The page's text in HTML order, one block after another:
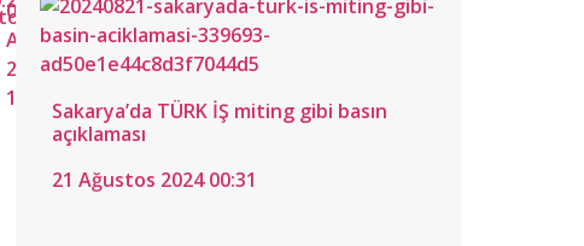
03
Ağustos
2026
14:40Sakarya’da TÜRK İŞ miting gibi basın
açıklaması
21 Ağustos 2024 00:31